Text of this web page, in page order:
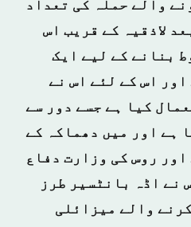
والے حملہ کی تعداد
لاذقیہ کے قریب اس
بنانے کے لیے ایک
اور اس کے لئے اس نے
کیا ہے جسے دور سے
ہے اور میں دھماکہ کے
روس کی وزارت دفاع
نے اڈہ بانٹسیر طرز
والے میزائلی